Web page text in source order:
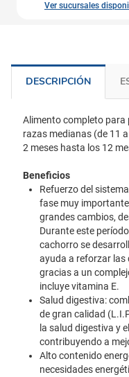
Ver sucursales
DESCRIPCIÓN
Alimento completo para
razas medianas (de 11
2 meses hasta los 12
Beneficios
Refuerzo del
fase muy
grandes cambios,
Durante este
cachorro se
ayuda a reforzar las
gracias a un
incluye vitamina E.
Salud digestiva:
de gran calidad
la salud digestiva y
contribuyendo a
Alto contenido
necesidades